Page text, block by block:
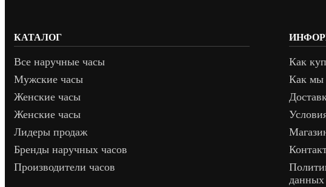
КАТАЛОГ
Все наручные часы
Мужские часы
Женские часы
Женские часы
Лидеры продаж
Бренды наручных часов
Производители часов
Как
Как мы
данных